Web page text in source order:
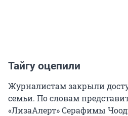
Тайгу оцепили
Журналистам закрыли
семьи. По словам
«ЛизаАлерт» Серафимы